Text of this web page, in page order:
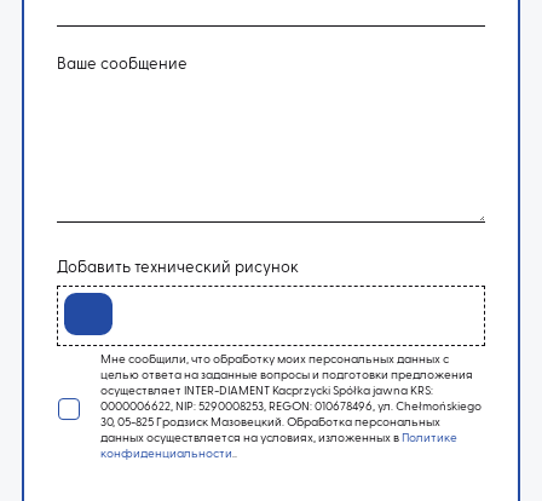
Ваше сообщение
Добавить технический рисунок
Мне сообщили, что обработку моих персональных данных с
целью ответа на заданные вопросы и подготовки предложения
осуществляет INTER-DIAMENT Kacprzycki Spółka jawna KRS:
0000006622, NIP: 5290008253, REGON: 010678496, ул. Chełmońskiego
30, 05-825 Гродзиск Мазовецкий. Обработка персональных
данных осуществляется на условиях, изложенных в Политике
конфиденциальности..